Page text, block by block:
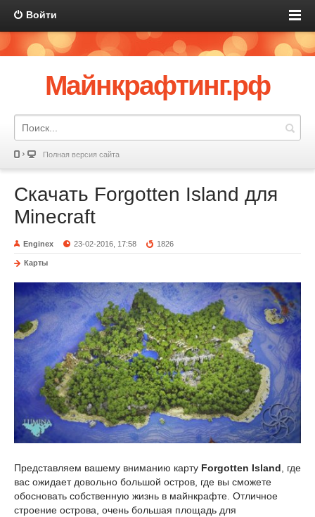
Войти
Майнкрафтинг.рф
Полная версия сайта
Скачать Forgotten Island для
Minecraft
Enginex 23-02-2016, 17:58 1826
Карты
Представляем вашему вниманию карту Forgotten Island, где
вас ожидает довольно большой остров, где вы сможете
обосновать собственную жизнь в майнкрафте. Отличное
строение острова, очень большая площадь для